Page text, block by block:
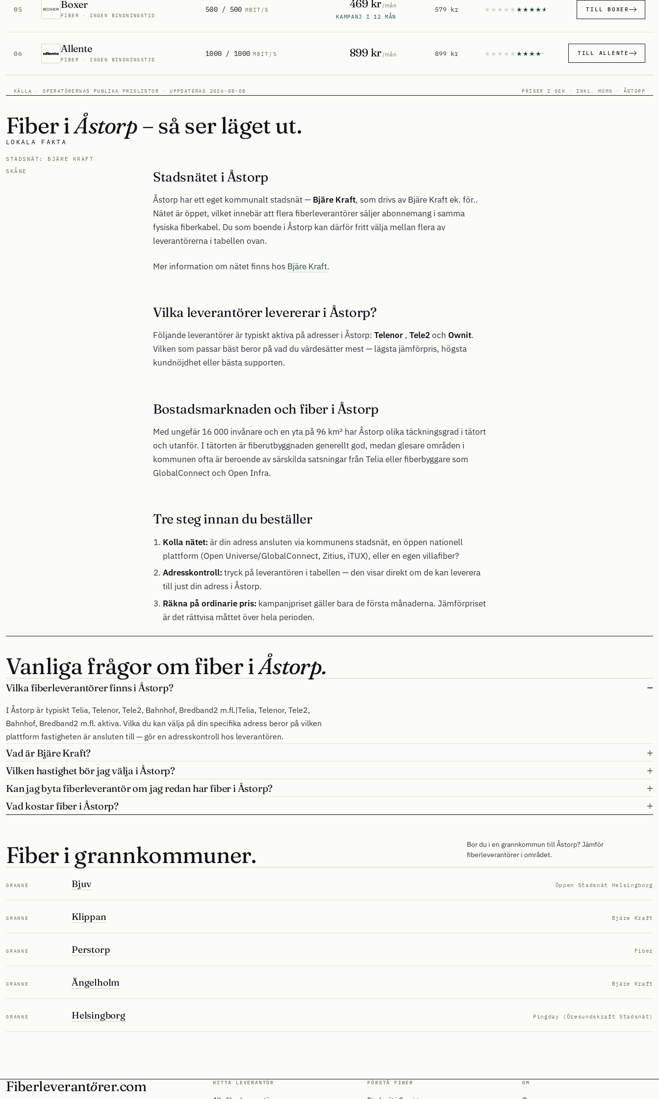
05 Boxer
FIBER · INGEN BINDNINGSTID
500 / 500 MBIT/S 469 kr/mån
KAMPANJ I 12 MÅN
579 kr TILL BOXER
06 Allente
FIBER · INGEN BINDNINGSTID
1000 / 1000 MBIT/S 899 kr/mån 899 kr TILL ALLENTE
KÄLLA · OPERATÖRERNAS PUBLIKA PRISLISTOR · UPPDATERAD 2026-08-08 PRISER I SEK · INKL. MOMS · ÅSTORP
Fiber iÅstorp– så ser läget ut.
LOKALA FAKTA
STADSNÄT: BJÄRE KRAFT
SKÅNE
Stadsnätet i Åstorp
Åstorp har ett eget kommunalt stadsnät — Bjäre Kraft, som drivs av Bjäre Kraft ek. för..
Nätet är öppet, vilket innebär att flera fiberleverantörer säljer abonnemang i samma
fysiska fiberkabel. Du som boende i Åstorp kan därför fritt välja mellan flera av
leverantörerna i tabellen ovan.
Mer information om nätet finns hos Bjäre Kraft.
Vilka leverantörer levererar i Åstorp?
Följande leverantörer är typiskt aktiva på adresser i Åstorp: Telenor , Tele2och Ownit.
Vilken som passar bäst beror på vad du värdesätter mest — lägsta jämförpris, högsta
kundnöjdhet eller bästa supporten.
Bostadsmarknaden och fiber i Åstorp
Med ungefär 16 000 invånare och en yta på 96 km² har Åstorp olika täckningsgrad i tätort
och utanför. I tätorten är fiberutbyggnaden generellt god, medan glesare områden i
kommunen ofta är beroende av särskilda satsningar från Telia eller fiberbyggare som
GlobalConnect och Open Infra.
Tre steg innan du beställer
Kolla nätet: är din adress ansluten via kommunens stadsnät, en öppen nationell
plattform (Open Universe/GlobalConnect, Zitius, iTUX), eller en egen villafiber?
Adresskontroll: tryck på leverantören i tabellen — den visar direkt om de kan leverera
till just din adress i Åstorp.
Räkna på ordinarie pris: kampanjpriset gäller bara de första månaderna. Jämförpriset
är det rättvisa måttet över hela perioden.
Vanliga frågor om fiber iÅstorp.
Vilka fiberleverantörer finns i Åstorp?
I Åstorp är typiskt Telia, Telenor, Tele2, Bahnhof, Bredband2 m.fl.|Telia, Telenor, Tele2,
Bahnhof, Bredband2 m.fl. aktiva. Vilka du kan välja på din specifika adress beror på vilken
plattform fastigheten är ansluten till — gör en adresskontroll hos leverantören.
Vad är Bjäre Kraft?
Vilken hastighet bör jag välja i Åstorp?
Kan jag byta fiberleverantör om jag redan har fiber i Åstorp?
Vad kostar fiber i Åstorp?
Fiber i grannkommuner.
Bor du i en grannkommun till Åstorp? Jämför
fiberleverantörer i området.
GRANNE Bjuv Öppen Stadsnät Helsingborg
GRANNE Klippan Bjäre Kraft
GRANNE Perstorp Fiber
GRANNE Ängelholm Bjäre Kraft
GRANNE Helsingborg Pingday (Öresundskraft Stadsnät)
Fiberleverantörer.com HITTA LEVERANTÖR FÖRSTÅ FIBER OM